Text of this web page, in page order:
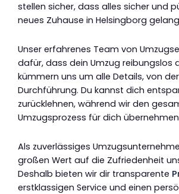
stellen sicher, dass alles sicher und
neues Zuhause in Helsingborg
Unser erfahrenes Team von
dafür, dass dein Umzug reibungslos
kümmern uns um alle Details, von
Durchführung. Du kannst dich
zurücklehnen, während wir den
Umzugsprozess für dich
Als zuverlässiges
großen Wert auf die Zufriedenheit
Deshalb bieten wir dir transparente
erstklassigen Service und einen